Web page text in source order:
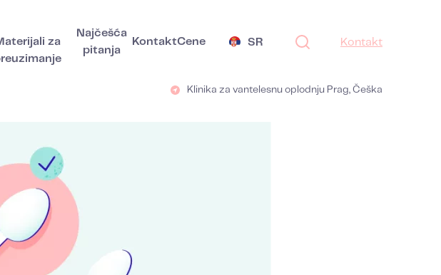
za
Najčešća
pitanja
KontaktCene SR Kontakt
Klinika za vantelesnu oplodnju Prag, Češka